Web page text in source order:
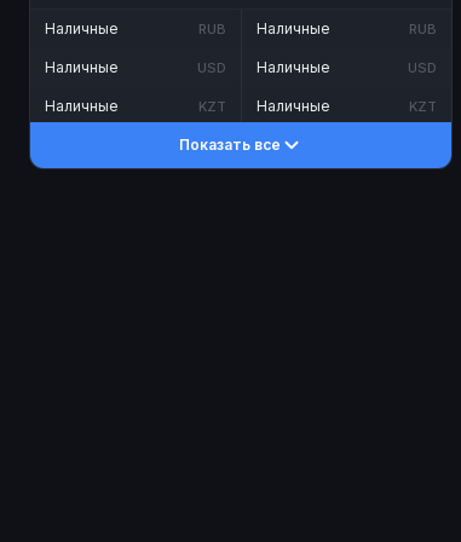
Наличные RUB
Наличные USD
Наличные KZT
Наличные RUB
Наличные USD
Наличные KZT
Показать все